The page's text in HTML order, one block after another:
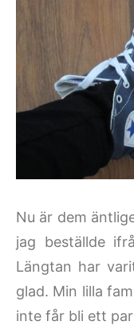
Nu är dem
jag beställde
Längtan har
glad. Min lilla
inte får bli ett